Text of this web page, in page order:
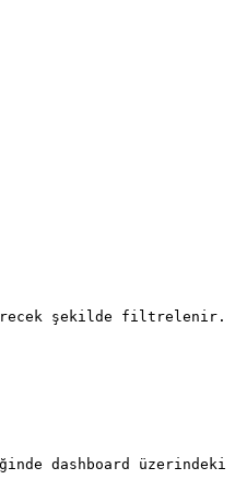
şekilde filtrelenir.
dashboard üzerindeki